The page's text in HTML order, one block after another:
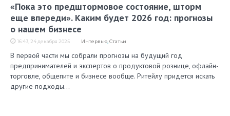
«Пока это предштормовое состояние, шторм
еще впереди». Каким будет 2026 год: прогнозы
о нашем бизнесе
16:43, 24 декабря 2025 Интервью,Статьи
В первой части мы собрали прогнозы на будущий год
предпринимателей и экспертов о продуктовой рознице, офлайн-
торговле, общепите и бизнесе вообще. Ритейлу придется искать
другие подходы…